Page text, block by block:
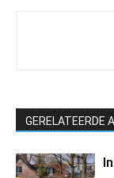
GERELATEERDE